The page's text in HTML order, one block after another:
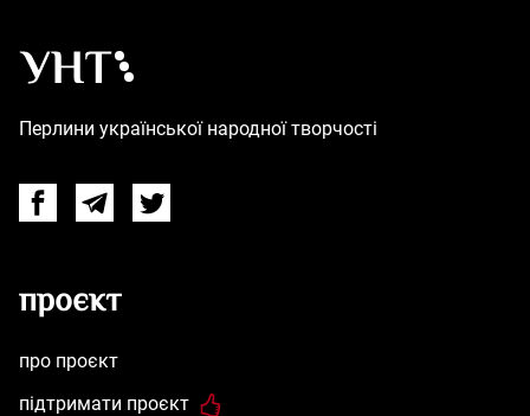
Перлини української народної творчості
FacebookTelegramTwitter
проєкт
про проєкт
підтримати проєкт